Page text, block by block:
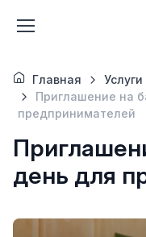
Главная
Услуги
Приглашение на
предпринимателей
день для